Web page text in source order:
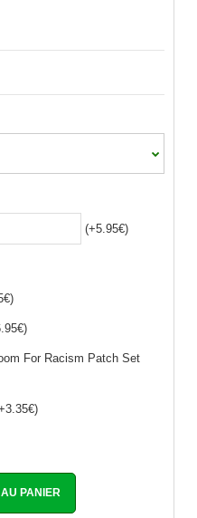
(+5.95€)
For Racism Patch Set